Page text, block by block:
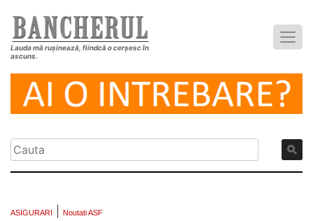
Lauda mă rușinează, fiindcă o cerșesc în
ascuns.
ASIGURARI Noutati ASF